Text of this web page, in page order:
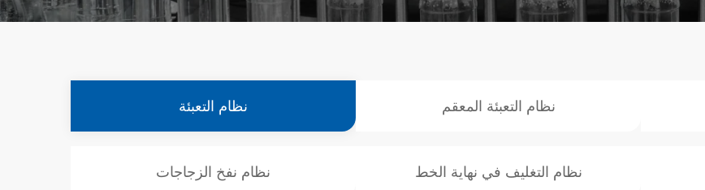
نظام التعبئة نظام التعبئة المعقم
نظام نفخ الزجاجات نظام التغليف في نهاية الخط